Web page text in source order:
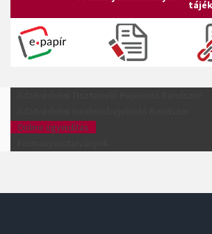
Online ügyindítás